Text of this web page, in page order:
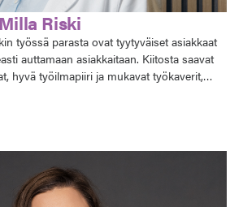
Riski
työssä parasta ovat tyytyväiset asiakkaat
auttamaan asiakkaitaan. Kiitosta saavat
hyvä työilmapiiri ja mukavat työkaverit,
ja -välineet. Hän kiittää myös
- heiltä saa apua kaikkiin